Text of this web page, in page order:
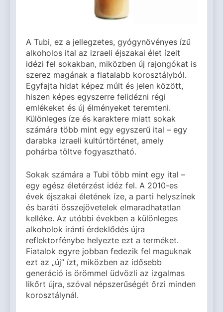
A Tubi, ez a jellegzetes, gyógynövényes ízű
alkoholos ital az izraeli éjszakai élet ízeit
idézi fel sokakban, miközben új rajongókat is
szerez magának a fiatalabb korosztályból.
Egyfajta hidat képez múlt és jelen között,
hiszen képes egyszerre felidézni régi
emlékeket és új élményeket teremteni.
Különleges íze és karaktere miatt sokak
számára több mint egy egyszerű ital – egy
darabka izraeli kultúrtörténet, amely
pohárba töltve fogyasztható.
Sokak számára a Tubi több mint egy ital –
egy egész életérzést idéz fel. A 2010-es
évek éjszakai életének íze, a parti helyszínek
és baráti összejövetelek elmaradhatatlan
kelléke. Az utóbbi években a különleges
alkoholok iránti érdeklődés újra
reflektorfénybe helyezte ezt a terméket.
Fiatalok egyre jobban fedezik fel maguknak
ezt az „új” ízt, miközben az idősebb
generáció is örömmel üdvözli az izgalmas
likőrt újra, szóval népszerűségét őrzi minden
korosztálynál.